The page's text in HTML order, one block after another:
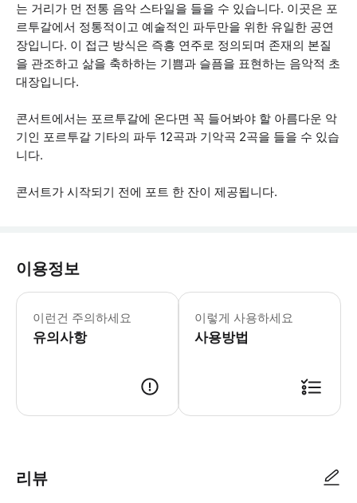
는 거리가 먼 전통 음악 스타일을 들을 수 있습니다. 이곳은 포
르투갈에서 정통적이고 예술적인 파두만을 위한 유일한 공연
장입니다. 이 접근 방식은 즉흥 연주로 정의되며 존재의 본질
을 관조하고 삶을 축하하는 기쁨과 슬픔을 표현하는 음악적 초
대장입니다.
콘서트에서는 포르투갈에 온다면 꼭 들어봐야 할 아름다운 악
기인 포르투갈 기타의 파두 12곡과 기악곡 2곡을 들을 수 있습
니다.
콘서트가 시작되기 전에 포트 한 잔이 제공됩니다.
이용정보
이런건 주의하세요
유의사항
* 소요시간 : 60분 (옵션에 따라 소요
이렇게 사용하세요
사용방법
리뷰